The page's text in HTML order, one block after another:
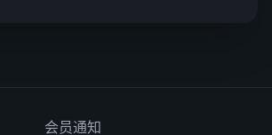
会员通知